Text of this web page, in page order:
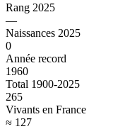
Rang 2025
—
Naissances 2025
0
Année record
1960
Total 1900-2025
265
Vivants en France
≈ 127